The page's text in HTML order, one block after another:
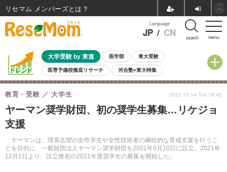
menu
Language
JP / CN search
大学受験 by 東進 医学部 東大受験
医専予備校徹底リサーチ 河合塾×東大特集
親子で考える大学選び 高校受験 中学受験 小学校受験
共通テスト 夏休み
8月開催イベント・WS 全国公立高校 過去問 人気記事
自由研究教材（小学生向け）
ヤーマン奨学財団、初の奨学生募集…リケジョ
支援
ヤーマンは、理系志望の女性学生や女性技術者の継続的な育成支援を行うこ
とを目的に、一般財団法人ヤーマン奨学財団を2021年9月10日に設立。2021年
12月1日より、設立後初の2021年度奨学生の募集を開始した。
教育・受験 大学生 2021.12.14 Tue 18:45
リセマム メンバーズ